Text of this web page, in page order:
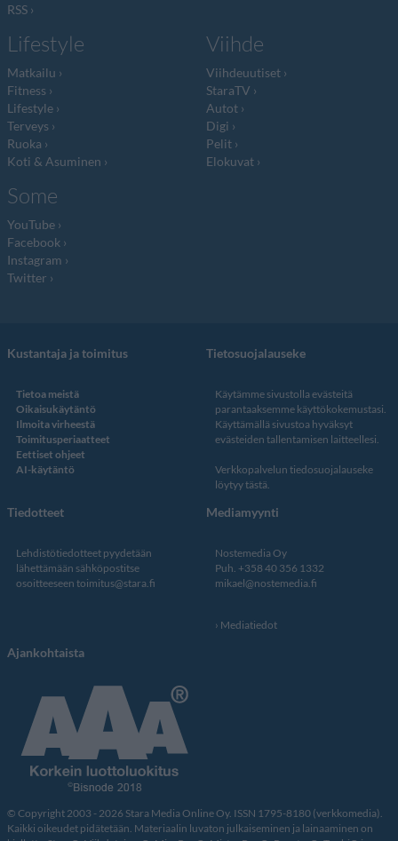
RSS
Lifestyle
Matkailu
Fitness
Lifestyle
Terveys
Ruoka
Koti & Asuminen
Viihde
Viihdeuutiset
StaraTV
Autot
Digi
Pelit
Elokuvat
Some
YouTube
Facebook
Instagram
Twitter
Kustantaja ja toimitus
Tietoa meistä
Oikaisukäytäntö
Ilmoita virheestä
Toimitusperiaatteet
Eettiset ohjeet
AI-käytäntö
Tietosuojalauseke
Käytämme sivustolla evästeitä
parantaaksemme käyttökokemustasi.
Käyttämällä sivustoa hyväksyt
evästeiden tallentamisen laitteellesi.
Verkkopalvelun tiedosuojalauseke
löytyy tästä
Tiedotteet
Lehdistötiedotteet pyydetään
lähettämään sähköpostitse
osoitteeseen toimitus@stara.fi
Mediamyynti
Nostemedia Oy
Puh. +358 40 356 1332
mikael@nostemedia.fi
Mediatiedot
Ajankohtaista
© Copyright 2003 - 2026 Stara Media Online Oy. ISSN 1795-8180 (verkkomedia).
Kaikki oikeudet pidätetään. Materiaalin luvaton julkaiseminen ja lainaaminen on